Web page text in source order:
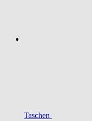
Taschen